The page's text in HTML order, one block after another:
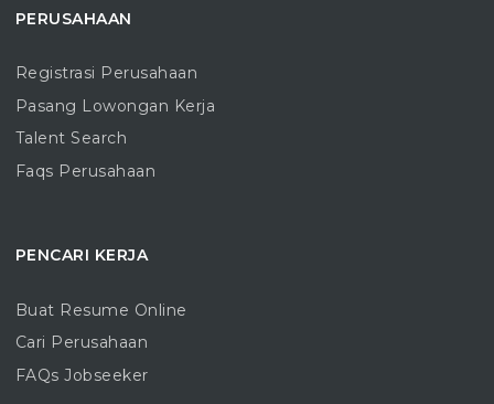
PERUSAHAAN
Registrasi Perusahaan
Pasang Lowongan Kerja
Talent Search
Faqs Perusahaan
PENCARI KERJA
Buat Resume Online
Cari Perusahaan
FAQs Jobseeker